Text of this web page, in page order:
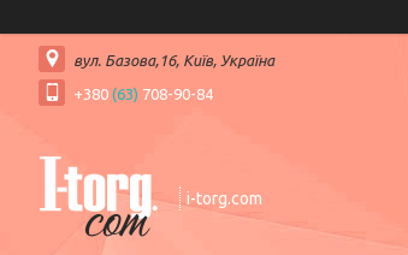
вул. Базова,16, Київ, Україна
+380 (63) 708-90-84
i-torg.com